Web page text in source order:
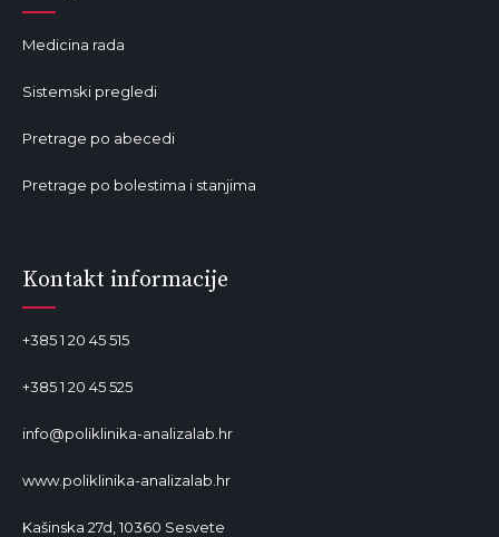
Medicina rada
Sistemski pregledi
Pretrage po abecedi
Pretrage po bolestima i stanjima
Kontakt informacije
+385 1 20 45 515
+385 1 20 45 525
info@poliklinika-analizalab.hr
www.poliklinika-analizalab.hr
Kašinska 27d, 10360 Sesvete